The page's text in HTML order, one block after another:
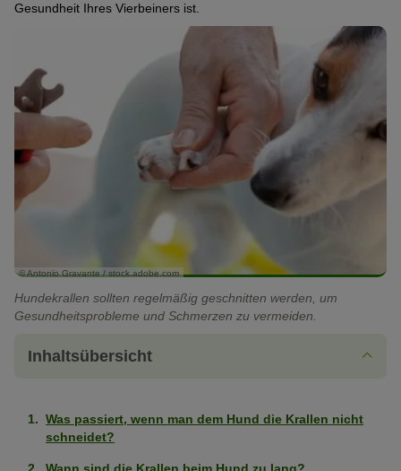
Gesundheit Ihres Vierbeiners ist.
© Antonio Gravante / stock.adobe.com
Hundekrallen sollten regelmäßig geschnitten werden, um
Gesundheitsprobleme und Schmerzen zu vermeiden.
Inhaltsübersicht
Was passiert, wenn man dem Hund die Krallen nicht
schneidet?